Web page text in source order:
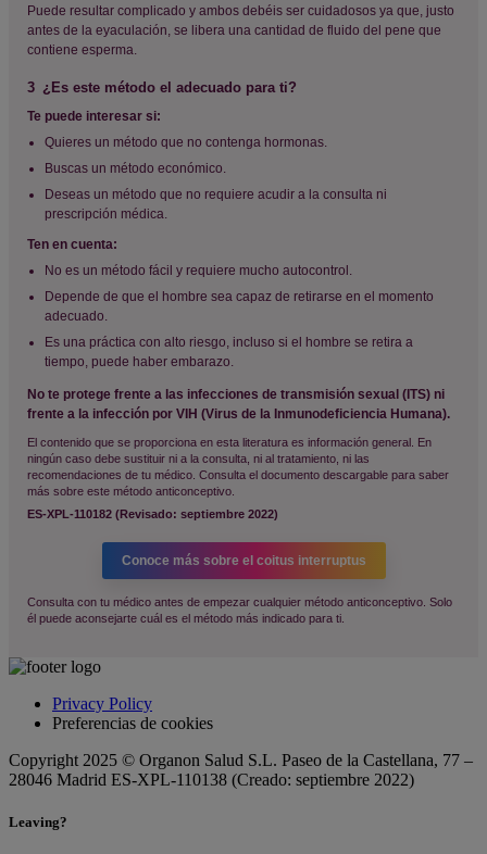
Puede resultar complicado y ambos debéis ser cuidadosos ya que, justo
antes de la eyaculación, se libera una cantidad de fluido del pene que
contiene esperma.
3 ¿Es este método el adecuado para ti?
Te puede interesar si:
Quieres un método que no contenga hormonas.
Buscas un método económico.
Deseas un método que no requiere acudir a la consulta ni
prescripción médica.
Ten en cuenta:
No es un método fácil y requiere mucho autocontrol.
Depende de que el hombre sea capaz de retirarse en el momento
adecuado.
Es una práctica con alto riesgo, incluso si el hombre se retira a
tiempo, puede haber embarazo.
No te protege frente a las infecciones de transmisión sexual (ITS) ni
frente a la infección por VIH (Virus de la Inmunodeficiencia Humana).
El contenido que se proporciona en esta literatura es información general. En
ningún caso debe sustituir ni a la consulta, ni al tratamiento, ni las
recomendaciones de tu médico. Consulta el documento descargable para saber
más sobre este método anticonceptivo.
ES-XPL-110182 (Revisado: septiembre 2022)
Conoce más sobre el coitus interruptus
Consulta con tu médico antes de empezar cualquier método anticonceptivo. Solo
él puede aconsejarte cuál es el método más indicado para ti.
Privacy Policy
Preferencias de cookies
Copyright 2025 © Organon Salud S.L. Paseo de la Castellana, 77 –
28046 Madrid ES-XPL-110138 (Creado: septiembre 2022)
Leaving?